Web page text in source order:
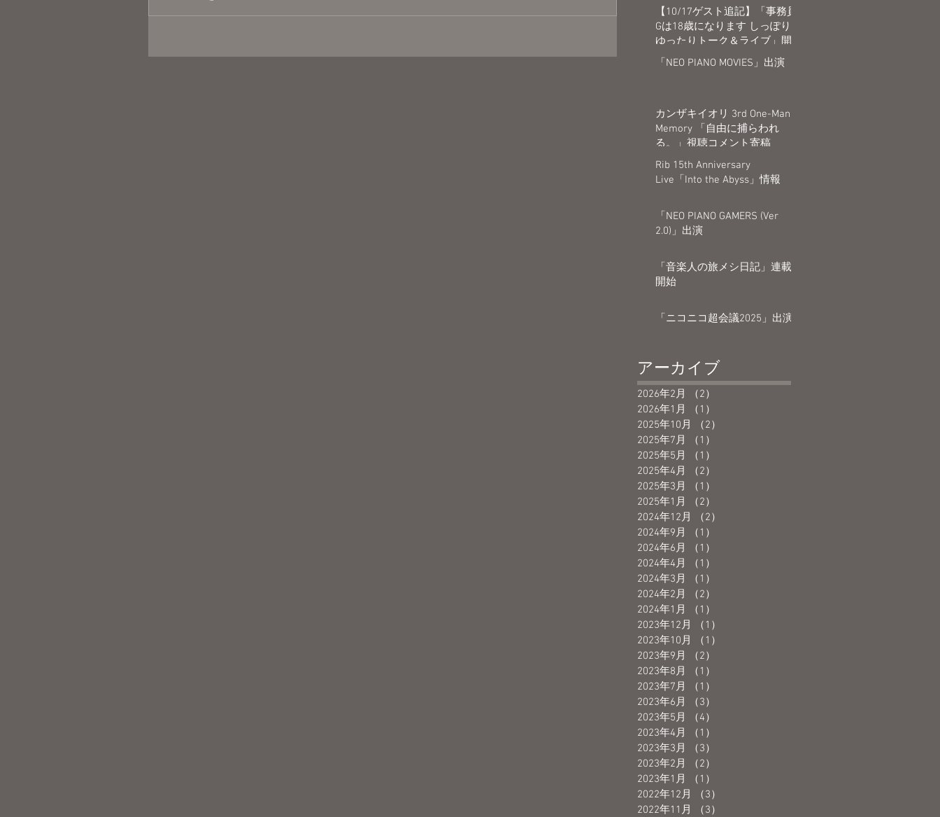
【10/17ゲスト追記】「事務員
Gは18歳になります しっぽり
ゆったりトーク＆ライブ」開
催決定
「NEO PIANO MOVIES」出演
カンザキイオリ 3rd One-Man
Memory 「自由に捕らわれ
る。」視聴コメント寄稿
Rib 15th Anniversary
Live「Into the Abyss」情報
「NEO PIANO GAMERS (Ver
2.0)」出演
「音楽人の旅メシ日記」連載
開始
「ニコニコ超会議2025」出演
アーカイブ
2026年2月 （2）
2026年1月
（1）
2025年10月
（2）
2025年7月
（1）
2025年5月
（1）
2025年4月
（2）
2025年3月
（1）
2025年1月
（2）
2024年12月
（2）
2024年9月
（1）
2024年6月
（1）
2024年4月
（1）
2024年3月
（1）
2024年2月
（2）
2024年1月
（1）
2023年12月
（1）
2023年10月
（1）
2023年9月
（2）
2023年8月
（1）
2023年7月
（1）
2023年6月
（3）
2023年5月
（4）
2023年4月
（1）
2023年3月
（3）
2023年2月
（2）
2023年1月
（1）
2022年12月
（3）
2022年11月
（3）